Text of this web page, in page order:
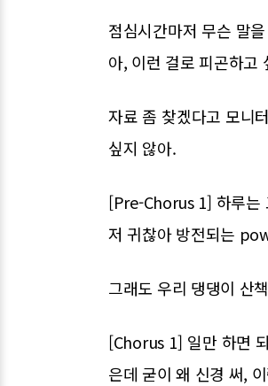
점심시간마저 무슨 말
아, 이런 걸로 피곤하고
자료 좀 찾겠다고 모니
싶지 않아.
[Pre-Chorus 1] 하루는
저 귀찮아 방전되는
그래도 우리 댕댕이 산
[Chorus 1] 일만 하면
은데 굳이 왜 신경 써,